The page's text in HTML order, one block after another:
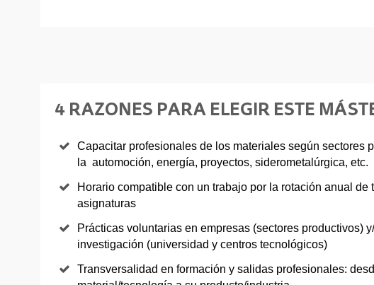
4 RAZONES PARA ELEGIR ESTE
Capacitar profesionales de los materiales según sectores
la automoción, energía, proyectos, siderometalúrgica, etc.
Horario compatible con un trabajo por la rotación anual de
asignaturas
Prácticas voluntarias en empresas (sectores productivos)
investigación (universidad y centros tecnológicos)
Transversalidad en formación y salidas profesionales: